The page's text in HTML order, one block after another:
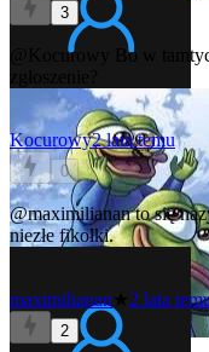
3
@Kocurowy
Bo w
Kocurowy2 lata temu
0
@maximiliananto się
niezłe fikołki.
maximilianan 2 lata
2